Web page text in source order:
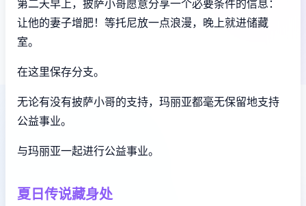
第二天早上，披萨小哥愿意分享一个必要条件的信息：
让他的妻子增肥！等托尼放一点浪漫，晚上就进储藏
室。
在这里保存分支。
无论有没有披萨小哥的支持，玛丽亚都毫无保留地支持
公益事业。
与玛丽亚一起进行公益事业。
夏日传说藏身处